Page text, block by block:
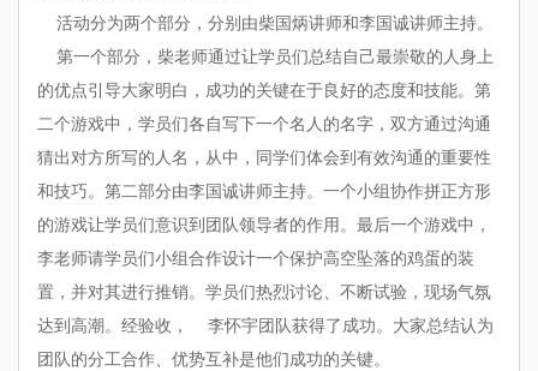
活动分为两个部分，分别由柴国炳讲师和李国诚讲师主持。
第一个部分，柴老师通过让学员们总结自己最崇敬的人身上
的优点引导大家明白，成功的关键在于良好的态度和技能。第
二个游戏中，学员们各自写下一个名人的名字，双方通过沟通
猜出对方所写的人名，从中，同学们体会到有效沟通的重要性
和技巧。第二部分由李国诚讲师主持。一个小组协作拼正方形
的游戏让学员们意识到团队领导者的作用。最后一个游戏中，
李老师请学员们小组合作设计一个保护高空坠落的鸡蛋的装
置，并对其进行推销。学员们热烈讨论、不断试验，现场气氛
达到高潮。经验收， 李怀宇团队获得了成功。大家总结认为
团队的分工合作、优势互补是他们成功的关键。